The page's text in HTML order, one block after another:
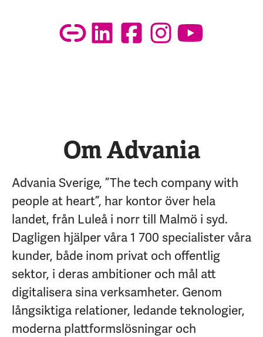
Om Advania
Advania Sverige, ”The tech company with
people at heart”, har kontor över hela
landet, från Luleå i norr till Malmö i syd.
Dagligen hjälper våra 1 700 specialister våra
kunder, både inom privat och offentlig
sektor, i deras ambitioner och mål att
digitalisera sina verksamheter. Genom
långsiktiga relationer, ledande teknologier,
moderna plattformslösningar och